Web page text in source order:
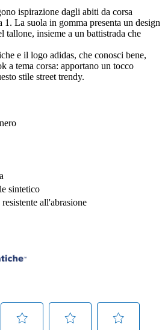
ispirazione dagli abiti da corsa
La suola in gomma presenta un design
tallone, insieme a un battistrada che
e il logo adidas, che conosci bene,
a tema corsa: apportano un tocco
stile street trendy.
sintetico
resistente all'abrasione